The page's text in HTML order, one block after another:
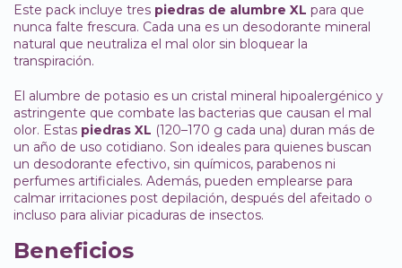
Este pack incluye tres piedras de alumbre XL para que
nunca falte frescura. Cada una es un desodorante mineral
natural que neutraliza el mal olor sin bloquear la
transpiración.
El alumbre de potasio es un cristal mineral hipoalergénico y
astringente que combate las bacterias que causan el mal
olor. Estas piedras XL (120–170 g cada una) duran más de
un año de uso cotidiano. Son ideales para quienes buscan
un desodorante efectivo, sin químicos, parabenos ni
perfumes artificiales. Además, pueden emplearse para
calmar irritaciones post depilación, después del afeitado o
incluso para aliviar picaduras de insectos.
Beneficios